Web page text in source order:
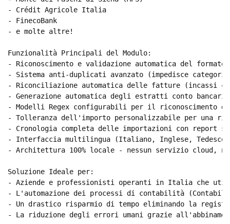
- Crédit Agricole Italia
- FinecoBank
- e molte altre!
Funzionalità Principali del Modulo:
- Riconoscimento e validazione automatica del formato
- Sistema anti-duplicati avanzato (impedisce
- Riconciliazione automatica delle fatture (incassi
- Generazione automatica degli estratti conto bancari
- Modelli Regex configurabili per il riconoscimento
- Tolleranza dell'importo personalizzabile per una
- Cronologia completa delle importazioni con report
- Interfaccia multilingua (Italiano, Inglese, Tedesco)
- Architettura 100% locale - nessun servizio cloud,
Soluzione Ideale per:
- Aziende e professionisti operanti in Italia che
- L'automazione dei processi di contabilità
- Un drastico risparmio di tempo eliminando la
- La riduzione degli errori umani grazie